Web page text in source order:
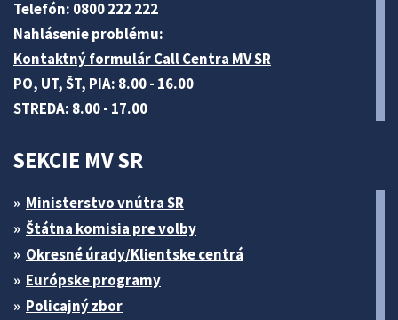
Telefón: 0800 222 222
Nahlásenie problému:
Kontaktný formulár Call Centra MV SR
PO, UT, ŠT, PIA: 8.00 - 16.00
STREDA: 8.00 - 17.00
SEKCIE MV SR
Ministerstvo vnútra SR
Štátna komisia pre volby
Okresné úrady/Klientske centrá
Európske programy
Policajný zbor